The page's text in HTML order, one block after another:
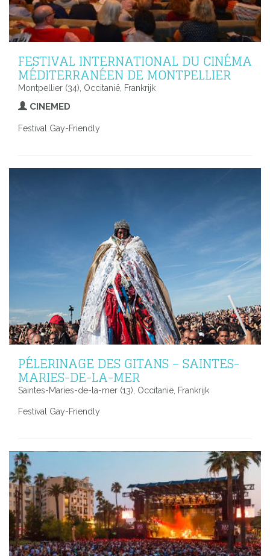
FESTIVAL INTERNATIONAL DU CINÉMA
MÉDITERRANÉEN DE MONTPELLIER
Montpellier (34), Occitanië, Frankrijk
CINEMED
Festival Gay-Friendly
PÉLERINAGE DES GITANS – SAINTES-
MARIES-DE-LA-MER
Saintes-Maries-de-la-mer (13), Occitanië, Frankrijk
Festival Gay-Friendly